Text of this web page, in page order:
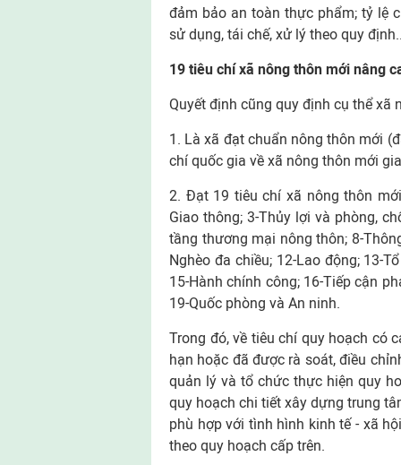
đảm bảo an toàn thực phẩm; tỷ lệ
sử dụng, tái chế, xử lý theo quy
19 tiêu chí xã nông thôn mới nâng
Quyết định cũng quy định cụ thể xã
1. Là xã đạt chuẩn nông thôn mới
chí quốc gia về xã nông thôn mới
2. Đạt 19 tiêu chí xã nông thôn
Giao thông; 3-Thủy lợi và phòng,
tầng thương mại nông thôn; 8-
Nghèo đa chiều; 12-Lao động; 13-
15-Hành chính công; 16-Tiếp cận
19-Quốc phòng và An ninh.
Trong đó, về tiêu chí quy hoạch có
hạn hoặc đã được rà soát, điều
quản lý và tổ chức thực hiện quy
quy hoạch chi tiết xây dựng trung
phù hợp với tình hình kinh tế - xã
theo quy hoạch cấp trên.